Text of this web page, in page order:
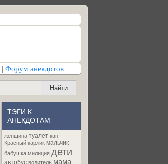
| Форум анекдотов
ТЭГИ К
АНЕКДОТАМ
женщина туалет квн
Красный карлик мальчик
бабушка милиция дети
автобус водитель мама